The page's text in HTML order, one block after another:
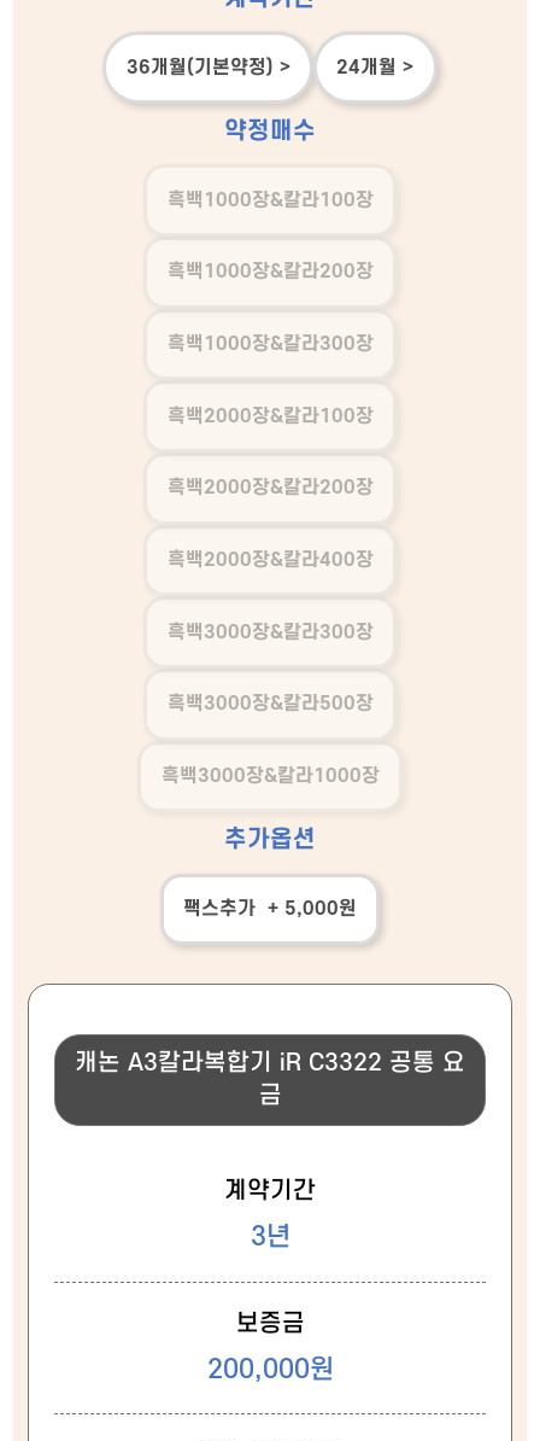
36개월(기본약정) > 24개월 >
약정매수
흑백1000장&칼라100장
흑백1000장&칼라200장
흑백1000장&칼라300장
흑백2000장&칼라100장
흑백2000장&칼라200장
흑백2000장&칼라400장
흑백3000장&칼라300장
흑백3000장&칼라500장
흑백3000장&칼라1000장
추가옵션
팩스추가 + 5,000원
캐논 A3칼라복합기 iR C3322 공통 요
금
계약기간
3년
보증금
200,000원